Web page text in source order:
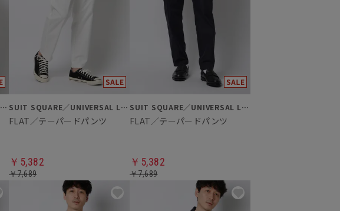
SUIT SQUARE／UNIVERSAL LANGUAGE SUIT SQUARE／UNIVERSAL LANGUAGE
FLAT／テーパードパンツ
￥5,382
￥7,689
SUIT SQUARE／UNIVERSAL LANGUAGE
FLAT／テーパードパンツ
￥5,382
￥7,689